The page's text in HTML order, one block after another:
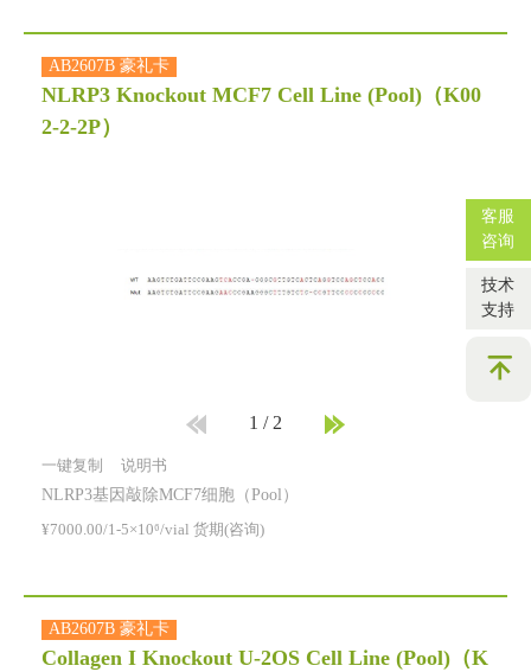
AB2607B 豪礼卡
NLRP3 Knockout MCF7 Cell Line (Pool) （K00
2-2-2P）
1 /2
一键复制 说明书
NLRP3基因敲除MCF7细胞（Pool）
¥7000.00/1-5×10⁶/vial 货期(咨询)
AB2607B 豪礼卡
Collagen I Knockout U-2OS Cell Line (Pool) （K
客服
咨询
技术
支持